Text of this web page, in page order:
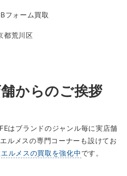
フォーム買取
都荒川区
からのご挨拶
はブランドのジャンル毎に実店舗
ルメスの専門コーナーも設けてお
エルメスの買取を強化中です。